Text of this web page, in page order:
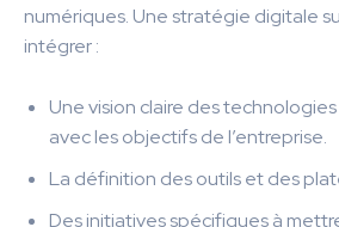
numériques. Une stratégie digitale
intégrer :
Une vision claire des
avec les objectifs de l’entreprise.
La définition des outils et des
Des initiatives spécifiques à